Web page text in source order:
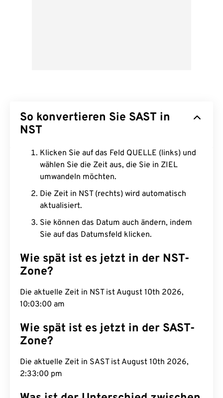
So konvertieren Sie SAST in
NST
Klicken Sie auf das Feld QUELLE (links) und
wählen Sie die Zeit aus, die Sie in ZIEL
umwandeln möchten.
Die Zeit in NST (rechts) wird automatisch
aktualisiert.
Sie können das Datum auch ändern, indem
Sie auf das Datumsfeld klicken.
Wie spät ist es jetzt in der NST-
Zone?
Die aktuelle Zeit in NST ist August 10th 2026,
10:03:01 am
Wie spät ist es jetzt in der SAST-
Zone?
Die aktuelle Zeit in SAST ist August 10th 2026,
2:33:01 pm